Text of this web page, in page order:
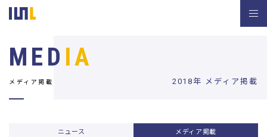
2018年 メディア掲載
MED IA
メディア掲載
ニュース メディア掲載